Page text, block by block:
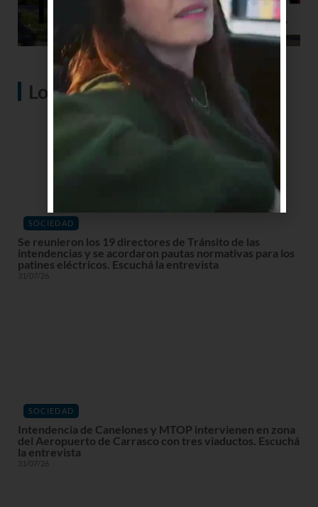
Lo más visto
SOCIEDAD
Se reunieron los 19 directores de Tránsito de las
intendencias y se acordaron pautas normativas para los
patines eléctricos. Escuchá la entrevista
31/07/26
SOCIEDAD
Intendencia de Canelones y MTOP intervienen en zona
del Aeropuerto de Carrasco con tres viaductos. Escuchá
la entrevista
31/07/26